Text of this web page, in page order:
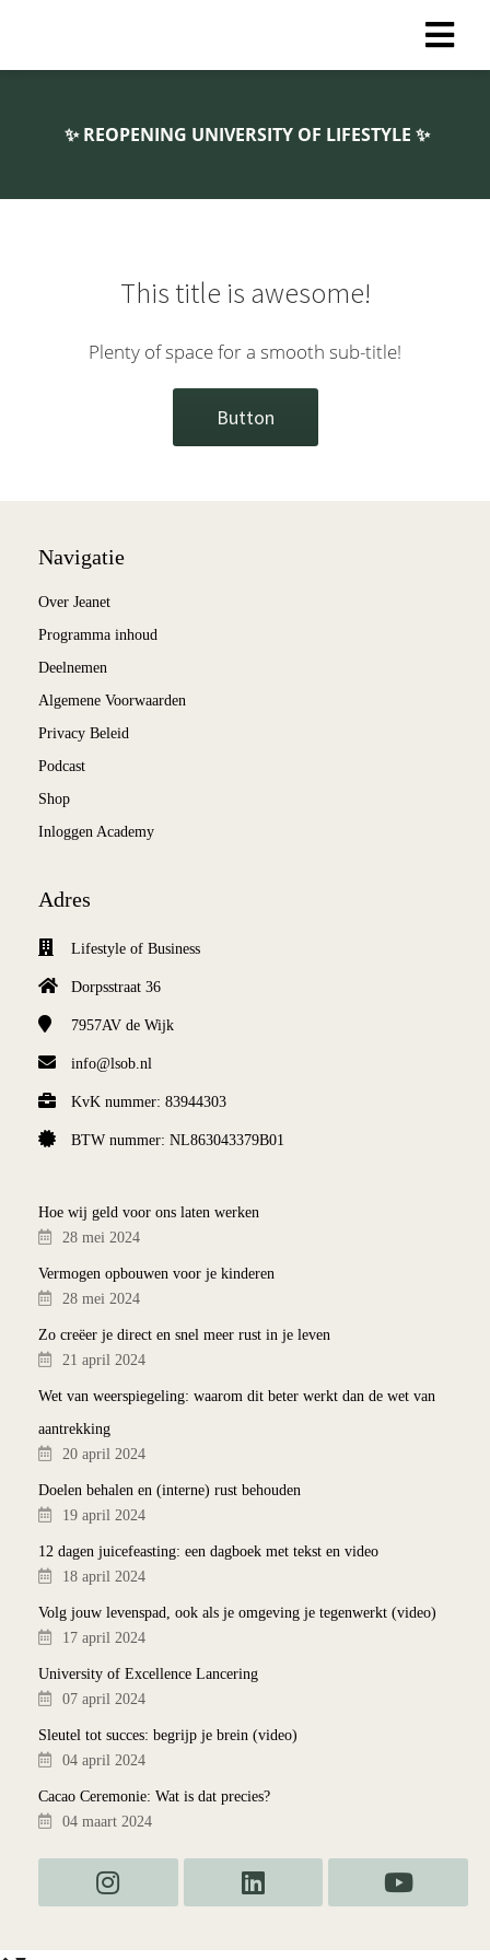
✨ REOPENING UNIVERSITY OF LIFESTYLE ✨
This title is awesome!
Plenty of space for a smooth sub-title!
Button
Navigatie
Over Jeanet
Programma inhoud
Deelnemen
Algemene Voorwaarden
Privacy Beleid
Podcast
Shop
Inloggen Academy
Adres
Lifestyle of Business
Dorpsstraat 36
7957AV de Wijk
info@lsob.nl
KvK nummer: 83944303
BTW nummer: NL863043379B01
Hoe wij geld voor ons laten werken
28 mei 2024
Vermogen opbouwen voor je kinderen
28 mei 2024
Zo creëer je direct en snel meer rust in je leven
21 april 2024
Wet van weerspiegeling: waarom dit beter werkt dan de wet van
aantrekking
20 april 2024
Doelen behalen en (interne) rust behouden
19 april 2024
12 dagen juicefeasting: een dagboek met tekst en video
18 april 2024
Volg jouw levenspad, ook als je omgeving je tegenwerkt (video)
17 april 2024
University of Excellence Lancering
07 april 2024
Sleutel tot succes: begrijp je brein (video)
04 april 2024
Cacao Ceremonie: Wat is dat precies?
04 maart 2024